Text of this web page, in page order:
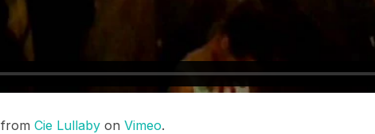
from Cie Lullaby on Vimeo.